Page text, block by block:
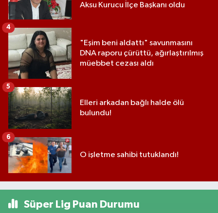
Aksu Kurucu İlçe Başkanı oldu
"Eşim beni aldattı" savunmasını
DNA raporu çürüttü, ağırlaştırılmış
müebbet cezası aldı
4
Elleri arkadan bağlı halde ölü
bulundu!
5
O işletme sahibi tutuklandı!
6
Süper Lig Puan Durumu